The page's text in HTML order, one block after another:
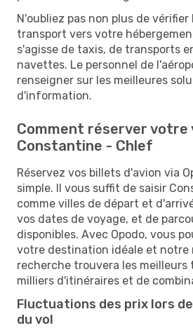
N'oubliez pas non plus de
transport vers votre
s'agisse de taxis, de transports
navettes. Le personnel de
renseigner sur les meilleures
d'information.
Comment réserver votre
Constantine - Chlef
Réservez vos billets d'avion via
simple. Il vous suffit de saisir
comme villes de départ et
vos dates de voyage, et de
disponibles. Avec Opodo, vous
votre destination idéale et notre
recherche trouvera les meilleurs
milliers d'itinéraires et de
Fluctuations des prix lors
du vol